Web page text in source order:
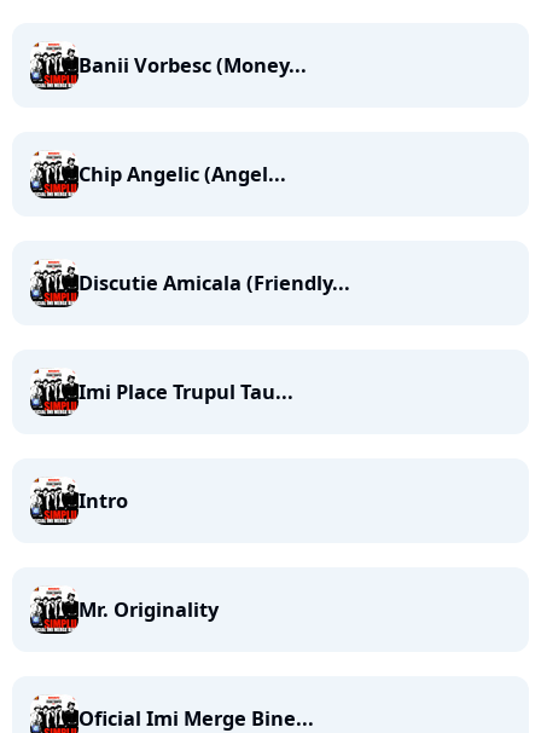
Banii Vorbesc (Money...
Chip Angelic (Angel...
Discutie Amicala (Friendly...
Imi Place Trupul Tau...
Intro
Mr. Originality
Oficial Imi Merge Bine...